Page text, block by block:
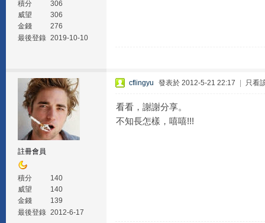
積分
306
威望
306
金錢
276
最後登錄 2019-10-10
註冊會員
積分
140
威望
140
金錢
139
最後登錄 2012-6-17
cflingyu 發表於 2012-5-21 22:17 只看
看看，謝謝分享。
不知長怎樣，嘻嘻!!!